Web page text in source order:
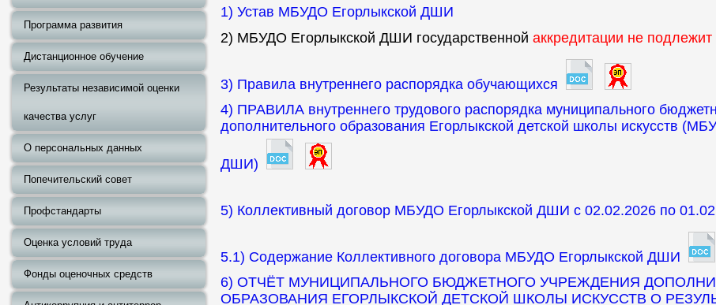
Программа развития
Дистанционное обучение
Результаты независимой оценки
качества услуг
О персональных данных
Попечительский совет
Профстандарты
Оценка условий труда
Фонды оценочных средств
1) Устав МБУДО Егорлыкской ДШИ
2) МБУДО Егорлыкской ДШИ государственной аккредитации не подлежит
3) Правила внутреннего распорядка обучающихся
4) ПРАВИЛА внутреннего трудового распорядка муниципального
дополнительного образования Егорлыкской детской школы искусств
ДШИ)
5) Коллективный договор МБУДО Егорлыкской ДШИ с 02.02.2026 по
5.1) Содержание Коллективного договора МБУДО Егорлыкской ДШИ
6) ОТЧЁТ МУНИЦИПАЛЬНОГО БЮДЖЕТНОГО УЧРЕЖДЕНИЯ
ОБРАЗОВАНИЯ ЕГОРЛЫКСКОЙ ДЕТСКОЙ ШКОЛЫ ИСКУССТВ О